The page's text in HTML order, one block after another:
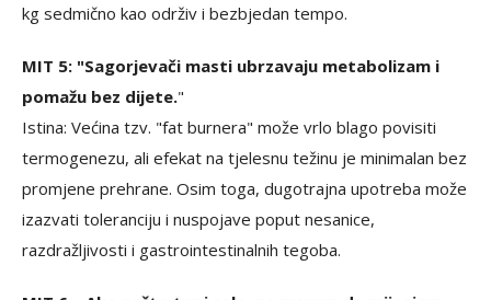
kg sedmično kao održiv i bezbjedan tempo.
MIT 5: "Sagorjevači masti ubrzavaju metabolizam i
pomažu bez dijete."
Istina: Većina tzv. "fat burnera" može vrlo blago povisiti
termogenezu, ali efekat na tjelesnu težinu je minimalan bez
promjene prehrane. Osim toga, dugotrajna upotreba može
izazvati toleranciju i nuspojave poput nesanice,
razdražljivosti i gastrointestinalnih tegoba.